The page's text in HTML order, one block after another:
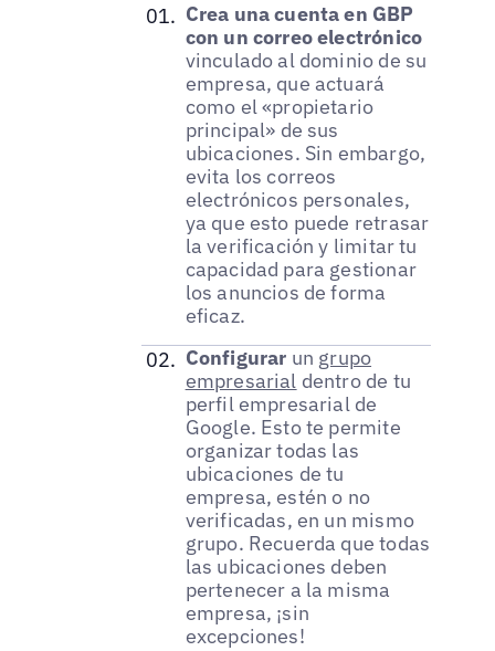
Crea una cuenta en GBP
con un correo electrónico
vinculado al dominio de su
empresa, que actuará
como el «propietario
principal» de sus
ubicaciones. Sin embargo,
evita los correos
electrónicos personales,
ya que esto puede retrasar
la verificación y limitar tu
capacidad para gestionar
los anuncios de forma
eficaz.
Configurar un grupo
empresarial dentro de tu
perfil empresarial de
Google. Esto te permite
organizar todas las
ubicaciones de tu
empresa, estén o no
verificadas, en un mismo
grupo. Recuerda que todas
las ubicaciones deben
pertenecer a la misma
empresa, ¡sin
excepciones!